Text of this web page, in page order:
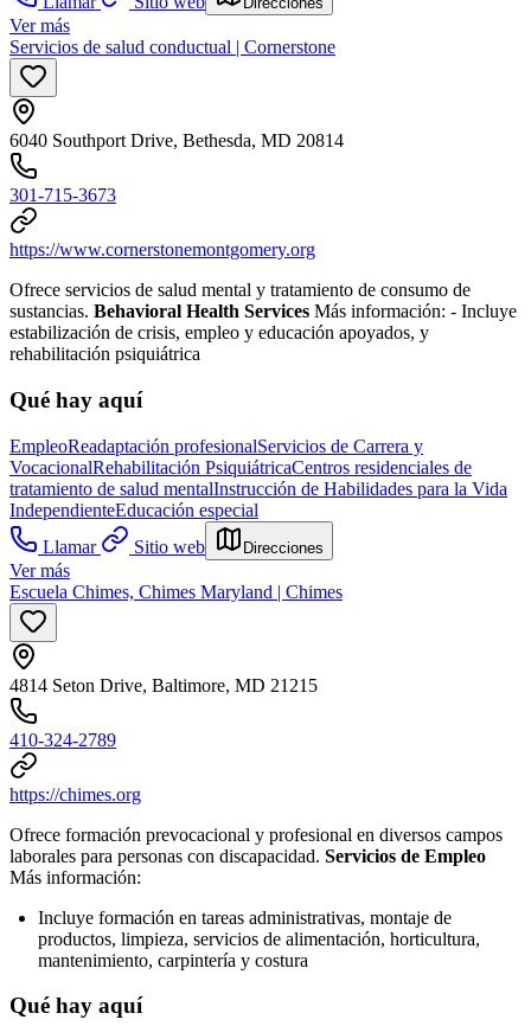
Ver más
Servicios de salud conductual | Cornerstone
6040 Southport Drive, Bethesda, MD 20814
301-715-3673
https://www.cornerstonemontgomery.org
Ofrece servicios de salud mental y tratamiento de consumo de
sustancias. Behavioral Health Services Más información: - Incluye
estabilización de crisis, empleo y educación apoyados, y
rehabilitación psiquiátrica
Qué hay aquí
EmpleoReadaptación profesionalServicios de Carrera y
VocacionalRehabilitación PsiquiátricaCentros residenciales de
tratamiento de salud mentalInstrucción de Habilidades para la Vida
IndependienteEducación especial
Llamar
Sitio web Direcciones
Ver más
Escuela Chimes, Chimes Maryland | Chimes
4814 Seton Drive, Baltimore, MD 21215
410-324-2789
https://chimes.org
Ofrece formación prevocacional y profesional en diversos campos
laborales para personas con discapacidad. Servicios de Empleo
Más información:
Incluye formación en tareas administrativas, montaje de
productos, limpieza, servicios de alimentación, horticultura,
mantenimiento, carpintería y costura
Qué hay aquí